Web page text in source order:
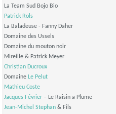
La Team Sud Bojo Bio
Patrick Rols
La Baladeuse - Fanny Daher
Domaine des Ussels
Domaine du mouton noir
Mireille & Patrick Meyer
Christian Ducroux
Domaine Le Pelut
Mathieu Coste
Jacques Février – Le Raisin a Plume
Jean-Michel Stephan & Fils